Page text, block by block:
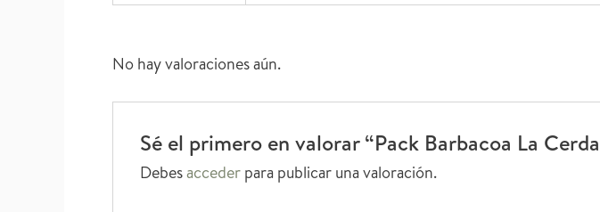
No hay valoraciones aún.
Sé el primero en valorar “Pack Barbacoa La
Debesacceder para publicar una valoración.